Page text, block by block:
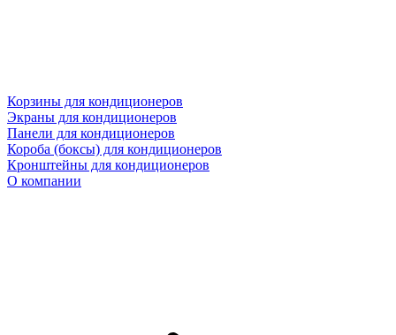
Корзины для кондиционеров
Экраны для кондиционеров
Панели для кондиционеров
Короба (боксы) для кондиционеров
Кронштейны для кондиционеров
О компании